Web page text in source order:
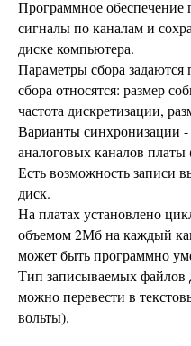
Программное обеспечение
сигналы по каналам и
диске компьютера.
Параметры сбора
сбора относятся: размер
частота дискретизации,
Варианты синхронизации
аналоговых каналов
Есть возможность записи
диск.
На платах установлено
объемом 2Мб на каждый
может быть программно
Тип записываемых
можно перевести в
вольты).